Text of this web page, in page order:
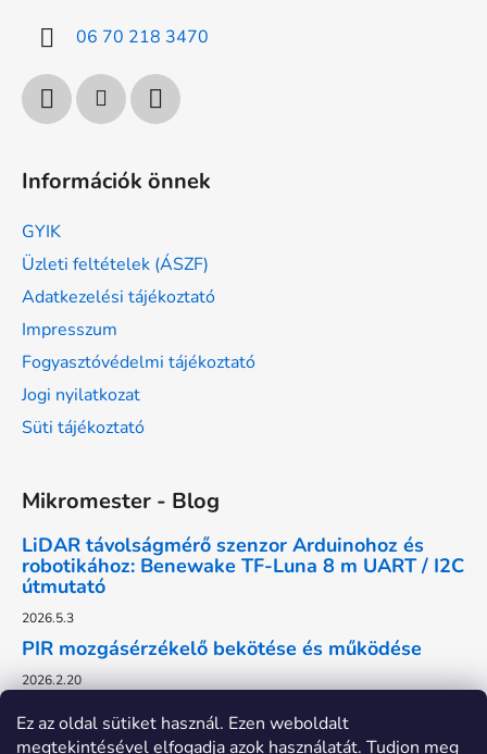
Ez az oldal sütiket használ. Ezen weboldalt
megtekintésével elfogadja azok használatát. Tudjon meg
06 70 218 3470
Információk önnek
GYIK
Üzleti feltételek (ÁSZF)
Adatkezelési tájékoztató
Impresszum
Fogyasztóvédelmi tájékoztató
Jogi nyilatkozat
Süti tájékoztató
Mikromester - Blog
LiDAR távolságmérő szenzor Arduinohoz és
robotikához: Benewake TF-Luna 8 m UART / I2C
útmutató
2026.5.3
PIR mozgásérzékelő bekötése és működése
2026.2.20